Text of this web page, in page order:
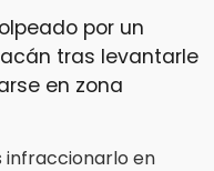
por un
tras levantarle
en zona